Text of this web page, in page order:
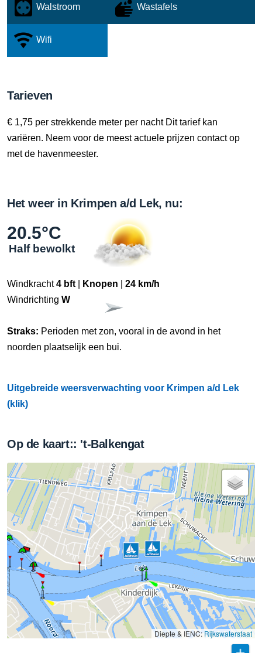
Walstroom Wastafels
Wifi
Tarieven
€ 1,75 per strekkende meter per nacht Dit tarief kan
variëren. Neem voor de meest actuele prijzen contact op
met de havenmeester.
Het weer in Krimpen a/d Lek, nu:
20.5°C
Half bewolkt
Windkracht4 bft Knopen
24 km/h
Windrichting W
Straks: Perioden met zon, vooral in de avond in het
noorden plaatselijk een bui.
Uitgebreide weersverwachting voor Krimpen a/d Lek
(klik)
Op de kaart:: 't-Balkengat
Diepte & IENC: Rijkswaterstaat